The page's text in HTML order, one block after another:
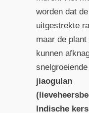
worden dat
uitgestrekte
maar de plant
kunnen
jiaogulan
Indische kers